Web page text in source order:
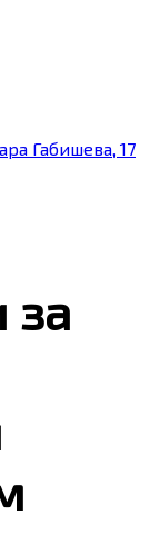
Габишева, 17
за